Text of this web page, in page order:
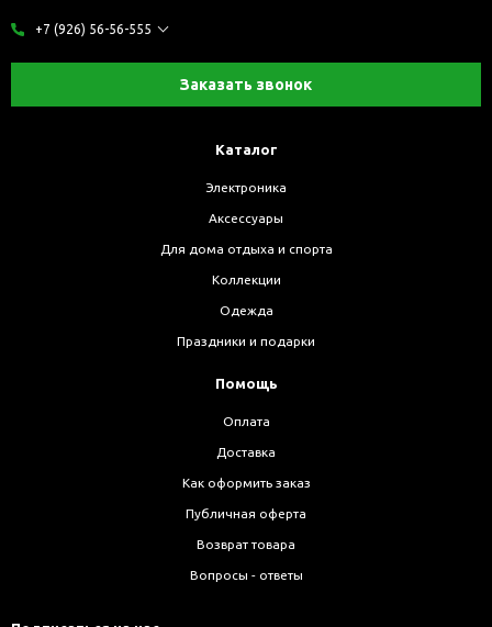
+7 (926) 56-56-555
Заказать звонок
Каталог
Электроника
Аксессуары
Для дома отдыха и спорта
Коллекции
Одежда
Праздники и подарки
Помощь
Оплата
Доставка
Как оформить заказ
Публичная оферта
Возврат товара
Вопросы - ответы